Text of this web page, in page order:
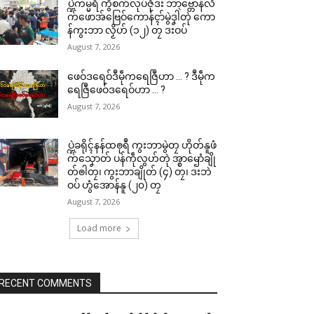
ပ္ဍဲကမ္မရဳ ကွဳစက်လုပ်ဇီုဒး ဘာဗ္တောန်လိ
က်ဖောအ်ဗြေဝ်ကောန်ၚာ်မွဲဒၞါဲတုဲ ကော
န်ကွးဘာ လၟိဟ် (၁၂) တၠ ဒးဝပ်
August 7, 2026
ဖေဝ်ဒရေဝ်ဒဳမဵုကရေဇြဳဟာ … ? ဒဳမဵုက
ရေဇြဳဖေဝ်ဒရေဝ်ဟာ … ?
August 7, 2026
ပ္ဍဲခရိုၚ်နန်ထၜုရဳ ကွးဘာမွဲတၠ ဟိုတ်နူဖံ
က်သၞောတ် ပန်ကဵုလွဟ်တုဲ အ္စာၝောံချို
တ်ၜါတၠ၊ ကွးဘာချိုတ် (၄) တၠ၊ ဒးဘဲ
ဝပ် ဟွံအောန်နူ (၂၀) တၠ
August 7, 2026
Load more
COMMENTS